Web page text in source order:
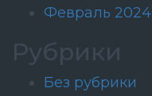
Февраль 2024
Рубрики
Без рубрики